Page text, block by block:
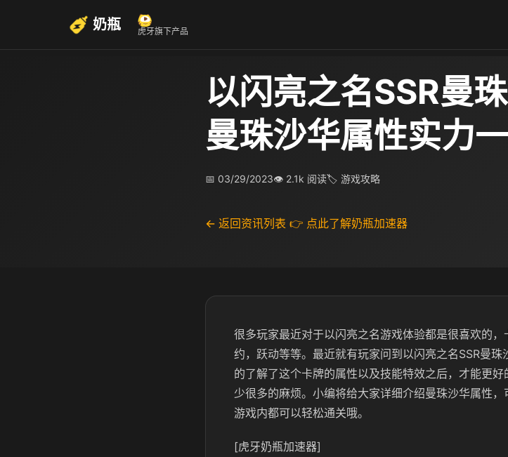
奶瓶 虎牙旗下产品
以闪亮之名SSR曼
曼珠沙华属性实力
📅 03/29/2023👁 2.1k 阅读🏷 游戏攻略
← 返回资讯列表 👉 点此了解奶瓶加速器
很多玩家最近对于以闪亮之名游戏体验都是很喜欢的
约，跃动等等。最近就有玩家问到以闪亮之名SSR曼
的了解了这个卡牌的属性以及技能特效之后，才能更
少很多的麻烦。小编将给大家详细介绍曼珠沙华属性
游戏内都可以轻松通关哦。
[虎牙奶瓶加速器]